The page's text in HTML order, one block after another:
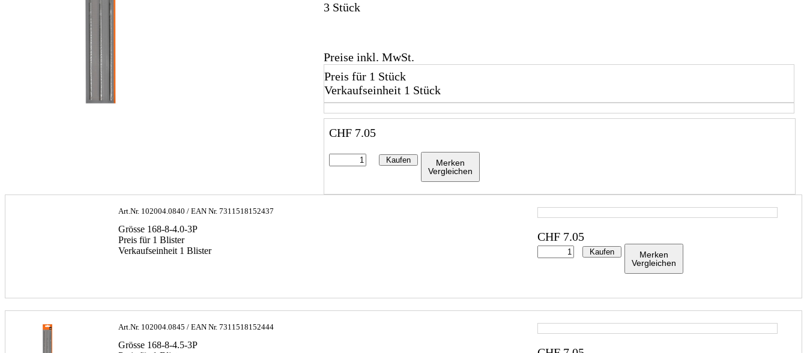
3 Stück
Preise inkl. MwSt.
Preis für 1 Stück
Verkaufseinheit 1 Stück
CHF 7.05
Kaufen
Merken
Vergleichen
Art.Nr. 102004.0840 / EAN Nr. 7311518152437
Grösse 168-8-4.0-3P
Preis für 1 Blister
Verkaufseinheit 1 Blister
CHF 7.05
Kaufen
Merken
Vergleichen
Art.Nr. 102004.0845 / EAN Nr. 7311518152444
Grösse 168-8-4.5-3P